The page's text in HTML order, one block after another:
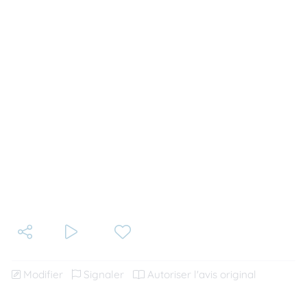
Modifier Signaler Autoriser l'avis original